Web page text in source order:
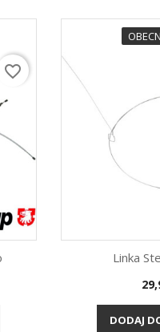
favorite_border
Linka
DODAJ